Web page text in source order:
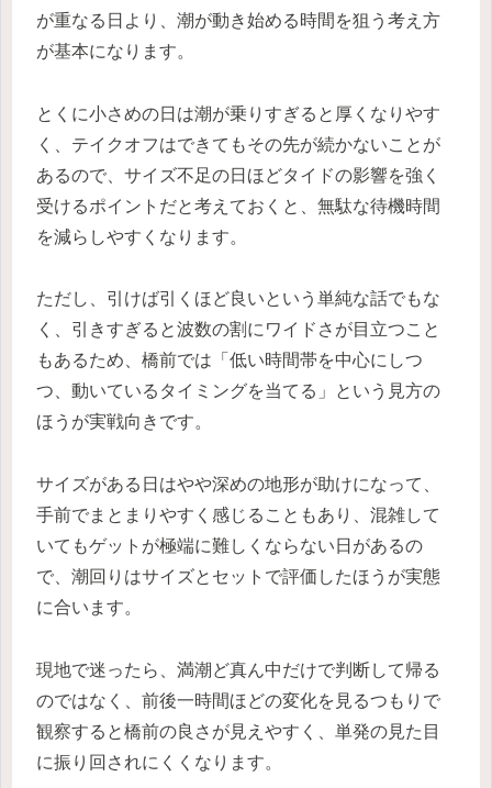
が重なる日より、潮が動き始める時間を狙う考え方
が基本になります。
とくに小さめの日は潮が乗りすぎると厚くなりやす
く、テイクオフはできてもその先が続かないことが
あるので、サイズ不足の日ほどタイドの影響を強く
受けるポイントだと考えておくと、無駄な待機時間
を減らしやすくなります。
ただし、引けば引くほど良いという単純な話でもな
く、引きすぎると波数の割にワイドさが目立つこと
もあるため、橋前では「低い時間帯を中心にしつ
つ、動いているタイミングを当てる」という見方の
ほうが実戦向きです。
サイズがある日はやや深めの地形が助けになって、
手前でまとまりやすく感じることもあり、混雑して
いてもゲットが極端に難しくならない日があるの
で、潮回りはサイズとセットで評価したほうが実態
に合います。
現地で迷ったら、満潮ど真ん中だけで判断して帰る
のではなく、前後一時間ほどの変化を見るつもりで
観察すると橋前の良さが見えやすく、単発の見た目
に振り回されにくくなります。